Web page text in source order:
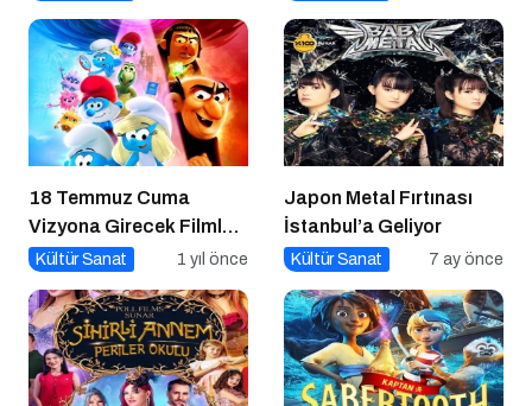
18 Temmuz Cuma
Vizyona Girecek Filmler
Belli Oldu
Kültür Sanat 1 yıl önce
Japon Metal Fırtınası
İstanbul’a Geliyor
Kültür Sanat 7 ay önce